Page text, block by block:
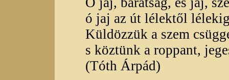
ó jaj az út lélektől
Küldözzük a szem
s köztünk a roppant,
(Tóth Árpád)